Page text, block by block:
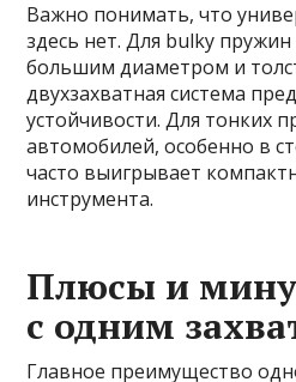
Важно понимать, что
здесь нет. Для bulky
большим диаметром и
двухзахватная система
устойчивости. Для тонких
автомобилей, особенно в
часто выигрывает
инструмента.
Плюсы и
с одним
Главное преимущество